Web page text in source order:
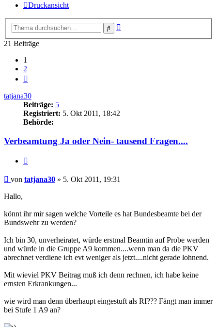
Druckansicht
Suche
21 Beiträge
1
2
tatjana30
Beiträge: 5
Registriert: 5. Okt 2011, 18:42
Behörde:
Verbeamtung Ja oder Nein- tausend Fragen....
Beitrag
von tatjana30 » 5. Okt 2011, 19:31
Hallo,
könnt ihr mir sagen welche Vorteile es hat Bundesbeamte bei der
Bundswehr zu werden?
Ich bin 30, unverheiratet, würde erstmal Beamtin auf Probe werden
und würde in die Gruppe A9 kommen....wenn man da die PKV
abrechnet verdiene ich evt weniger als jetzt....nicht gerade lohnend.
Mit wieviel PKV Beitrag muß ich denn rechnen, ich habe keine
ernsten Erkrankungen...
wie wird man denn überhaupt eingestuft als RI??? Fängt man immer
bei Stufe 1 A9 an?